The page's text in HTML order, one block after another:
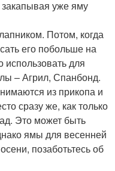
закапывая уже яму
Потом, когда
его побольше на
для
– Агрил, Спанбонд.
из прикопа и
сразу же, как только
Это может быть
ямы для весенней
позаботьтесь об